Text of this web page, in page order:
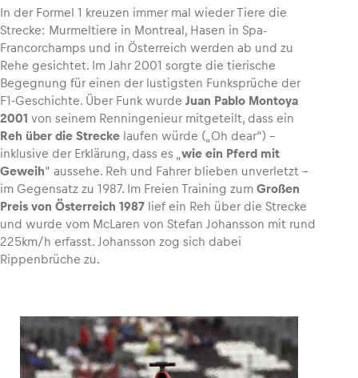
In der Formel 1 kreuzen immer mal wieder Tiere die
Strecke: Murmeltiere in Montreal, Hasen in Spa-
Francorchamps und in Österreich werden ab und zu
Rehe gesichtet. Im Jahr 2001 sorgte die tierische
Begegnung für einen der lustigsten Funksprüche der
F1-Geschichte. Über Funk wurde Juan Pablo Montoya
2001 von seinem Renningenieur mitgeteilt, dass ein
Reh über die Strecke laufen würde („Oh dear“) –
inklusive der Erklärung, dass es „ wie ein Pferd mit
Geweih“ aussehe. Reh und Fahrer blieben unverletzt –
im Gegensatz zu 1987. Im Freien Training zum Großen
Preis von Österreich 1987 lief ein Reh über die Strecke
und wurde vom McLaren von Stefan Johansson mit rund
225km/h erfasst. Johansson zog sich dabei
Rippenbrüche zu.